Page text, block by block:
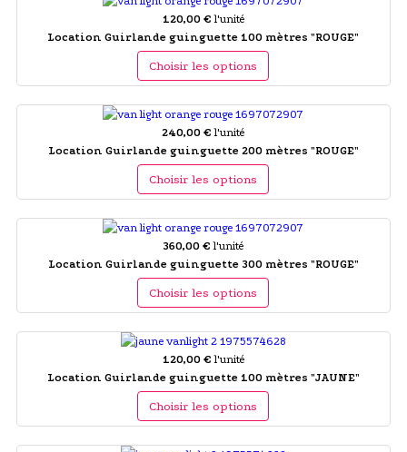
120,00 € l'unité
Location Guirlande guinguette 100 mètres "ROUGE"
Choisir les options
240,00 € l'unité
Location Guirlande guinguette 200 mètres "ROUGE"
Choisir les options
360,00 € l'unité
Location Guirlande guinguette 300 mètres "ROUGE"
Choisir les options
120,00 € l'unité
Location Guirlande guinguette 100 mètres "JAUNE"
Choisir les options